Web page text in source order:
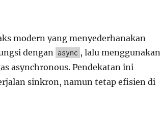
modern yang menyederhanakan
dengan async , lalu menggunakan
asynchronous. Pendekatan ini
sinkron, namun tetap efisien di